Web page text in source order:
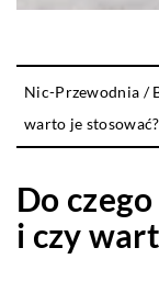
Nic-Przewodnia /
warto je stosować?
Do
i czy